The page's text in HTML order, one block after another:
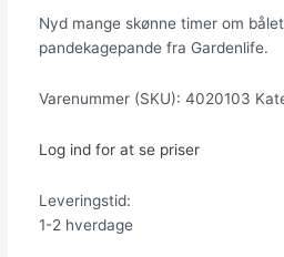
Nyd mange skønne timer om
pandekagepande fra Gardenlife.
Varenummer (SKU): 4020103
Log ind for at se priser
Leveringstid:
1-2 hverdage